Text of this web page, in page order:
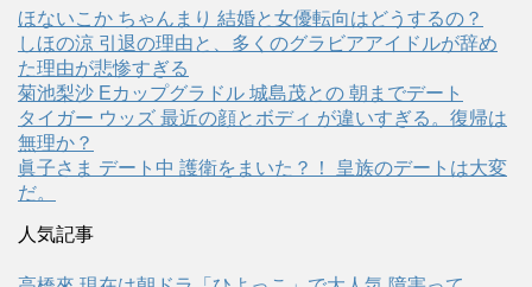
ほないこか ちゃんまり 結婚と女優転向はどうするの？
しほの涼 引退の理由と、多くのグラビアアイドルが辞め
た理由が悲惨すぎる
菊池梨沙 Eカップグラドル 城島茂との 朝までデート
タイガー ウッズ 最近の顔とボディ が違いすぎる。復帰は
無理か？
眞子さま デート中 護衛をまいた？！ 皇族のデートは大変
だ。
人気記事